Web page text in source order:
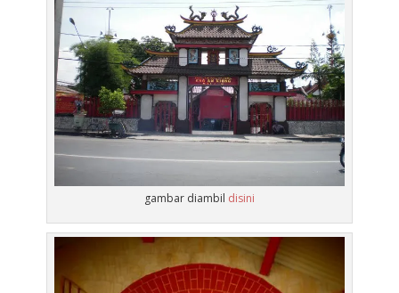
gambar diambil disini